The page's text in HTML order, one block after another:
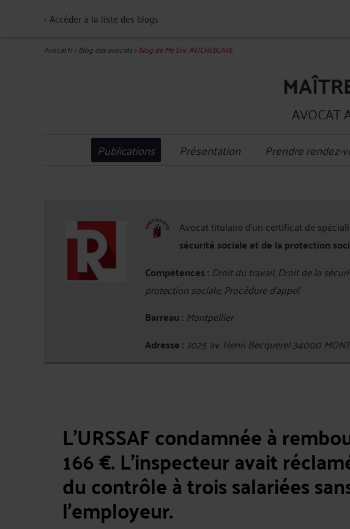
<Accéder à la liste des blogs
Avocat.fr>Blog des avocats>Blog de Me Eric ROCHEBLAVE
AVOCAT
Publications Présentation Prendre rendez-
Avocat titulaire d'un certificat de
sécurité sociale et de la protection
Compétences : Droit du travail, Droit de la
protection sociale, Procédure d'appel
Barreau : Montpellier
Adresse : 1025 av. Henri Becquerel 34000
L'URSSAF condamnée à
166 €. L'inspecteur avait
du contrôle à trois salariées
l'employeur.